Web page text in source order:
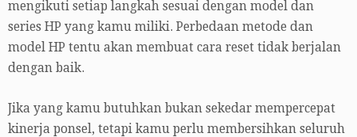
mengikuti setiap langkah sesuai dengan model dan
series HP yang kamu miliki. Perbedaan metode dan
model HP tentu akan membuat cara reset tidak berjalan
dengan baik.
Jika yang kamu butuhkan bukan sekedar mempercepat
kinerja ponsel, tetapi kamu perlu membersihkan seluruh